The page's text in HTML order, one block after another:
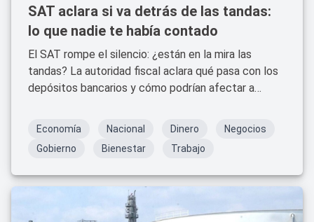
SAT aclara si va detrás de las tandas:
lo que nadie te había contado
El SAT rompe el silencio: ¿están en la mira las
tandas? La autoridad fiscal aclara qué pasa con los
depósitos bancarios y cómo podrían afectar a
popular sistema de ahorro.
Economía Nacional Dinero
Negocios
Gobierno
Bienestar Trabajo